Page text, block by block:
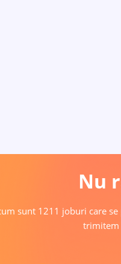
Nu
sunt 1211 joburi care
trimitem